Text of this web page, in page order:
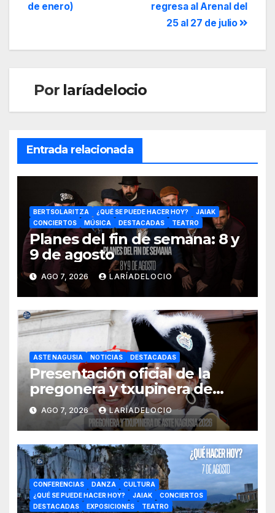
regresa al Arenal del
25 al 27 de julio
de enero)
Por laríadelocio
Entrada relacionada
BERTSOLARITZA ¿QUÉ SE PUEDE HACER HOY?
JAIAK
CONCIERTOS
MÚSICA DESTACADAS TEATRO
Planes del fin de semana: 8 y
9 de agosto
AGO 7, 2026 LARÍADELOCIO
ASTE NAGUSIA NOTICIAS DESTACADAS
Presentación oficial de la
pregonera y txupinera de
Aste Nagusia 2026
AGO 7, 2026 LARÍADELOCIO
CONFERENCIAS DANZA
CULTURA
¿QUÉ SE PUEDE HACER HOY?
JAIAK
CONCIERTOS
DESTACADAS
EXPOSICIONES TEATRO